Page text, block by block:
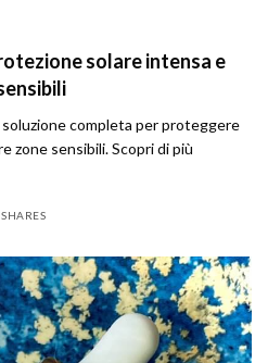
solare intensa e
soluzione completa per proteggere
zone sensibili. Scopri di più